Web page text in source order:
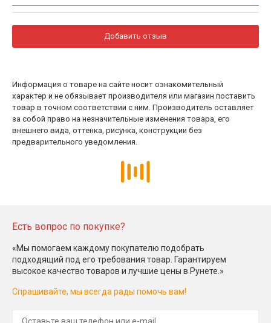
Добавить отзыв
Информация о товаре на сайте носит ознакомительный
характер и не обязывает производителя или магазин поставить
товар в точном соответствии с ним. Производитель оставляет
за собой право на незначительные изменения товара, его
внешнего вида, оттенка, рисунка, конструкции без
предварительного уведомления.
Есть вопрос по покупке?
«Мы помогаем каждому покупателю подобрать
подходящий под его требования товар. Гарантируем
высокое качество товаров и лучшие цены в Рунете.»
Спрашивайте, мы всегда рады помочь вам!